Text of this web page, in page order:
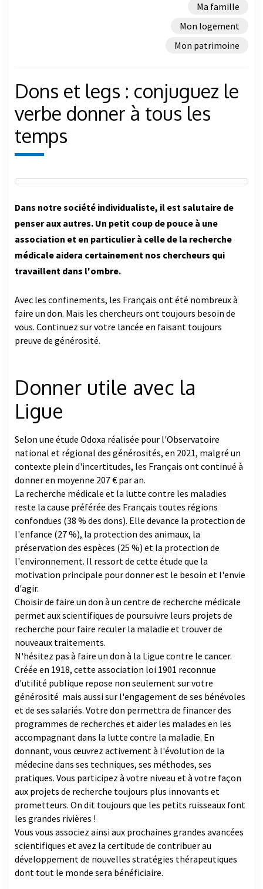
Ma famille
Mon logement
Mon patrimoine
Dons et legs : conjuguez le
verbe donner à tous les
temps
Dans notre société individualiste, il est salutaire de
penser aux autres. Un petit coup de pouce à une
association et en particulier à celle de la recherche
médicale aidera certainement nos chercheurs qui
travaillent dans l'ombre.
Avec les confinements, les Français ont été nombreux à
faire un don. Mais les chercheurs ont toujours besoin de
vous. Continuez sur votre lancée en faisant toujours
preuve de générosité.
Donner utile avec la
Ligue
Selon une étude Odoxa réalisée pour l'Observatoire
national et régional des générosités, en 2021, malgré un
contexte plein d'incertitudes, les Français ont continué à
donner en moyenne 207 € par an.
La recherche médicale et la lutte contre les maladies
reste la cause préférée des Français toutes régions
confondues (38 % des dons). Elle devance la protection de
l'enfance (27 %), la protection des animaux, la
préservation des espèces (25 %) et la protection de
l'environnement. Il ressort de cette étude que la
motivation principale pour donner est le besoin et l'envie
d'agir.
Choisir de faire un don à un centre de recherche médicale
permet aux scientifiques de poursuivre leurs projets de
recherche pour faire reculer la maladie et trouver de
nouveaux traitements.
N'hésitez pas à faire un don à la Ligue contre le cancer.
Créée en 1918, cette association loi 1901 reconnue
d'utilité publique repose non seulement sur votre
générosité mais aussi sur l'engagement de ses bénévoles
et de ses salariés. Votre don permettra de financer des
programmes de recherches et aider les malades en les
accompagnant dans la lutte contre la maladie. En
donnant, vous œuvrez activement à l'évolution de la
médecine dans ses techniques, ses méthodes, ses
pratiques. Vous participez à votre niveau et à votre façon
aux projets de recherche toujours plus innovants et
prometteurs. On dit toujours que les petits ruisseaux font
les grandes rivières !
Vous vous associez ainsi aux prochaines grandes avancées
scientifiques et avez la certitude de contribuer au
développement de nouvelles stratégies thérapeutiques
dont tout le monde sera bénéficiaire.